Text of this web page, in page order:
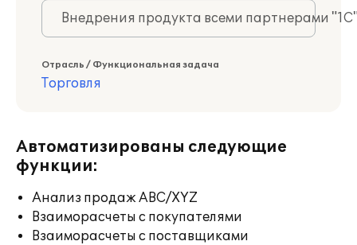
Внедрения продукта всеми партнерами
Отрасль / Функциональная задача
Торговля
Автоматизированы следующие
функции:
Анализ продаж ABC/XYZ
Взаиморасчеты с покупателями
Взаиморасчеты с поставщиками